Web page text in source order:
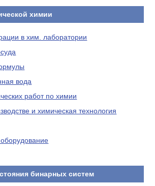
химии
в хим. лаборатории
вода
работ по химии
и химическая технология
бинарных систем